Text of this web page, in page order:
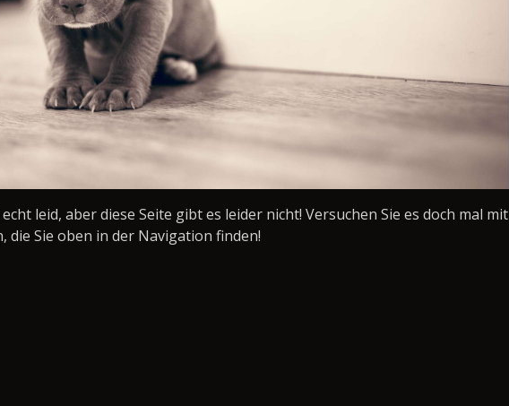
leid, aber diese Seite gibt es leider nicht! Versuchen Sie es doch mal mit
die Sie oben in der Navigation finden!